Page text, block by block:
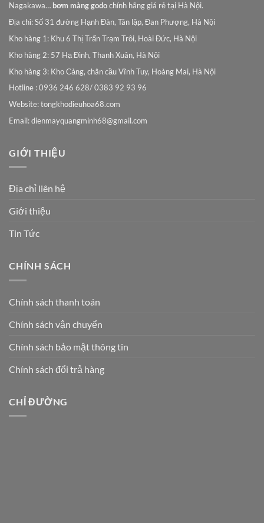
Nagakawa… bơm màng godochính hãng giá rẻ tại Hà Nội.
Địa chỉ: Số 31 đường Hạnh Đàn, Tân lập, Đan Phượng, Hà Nội
Kho hàng 1: Khu 6 Thị Trấn Trạm Trôi, Hoài Đức, Hà Nội
Kho hàng 2: 57 Hạ Đình, Thanh Xuân, Hà Nội
Kho hàng 3: Kho Cảng, chân cầu Vĩnh Tuy, Hoàng Mai, Hà Nội
Hotline : 0936 246 628/ 0383 92 93 96
Website: tongkhodieuhoa68.com
Email:dienmayquangminh68@gmail.com
GIỚI THIỆU
Địa chỉ liên hệ
Giới thiệu
Tin Tức
CHÍNH SÁCH
Chính sách thanh toán
Chính sách vận chuyển
Chính sách bảo mật thông tin
Chính sách đổi trả hàng
CHỈ ĐƯỜNG